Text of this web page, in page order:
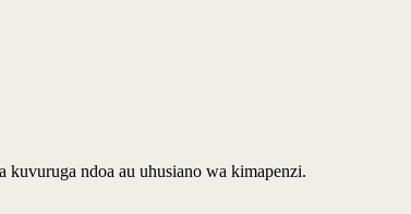
kuvuruga ndoa au uhusiano wa kimapenzi.